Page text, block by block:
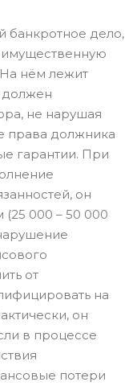
банкротное дело,
нём лежит
должен
не нарушая
права должника
гарантии. При
он
000 – 50 000
от
на
он
в процессе
потери